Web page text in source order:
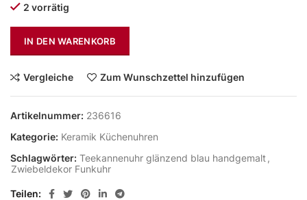
2 vorrätig
IN DEN WARENKORB
Vergleiche Zum Wunschzettel hinzufügen
Artikelnummer: 236616
Kategorie: Keramik Küchenuhren
Schlagwörter: Teekannenuhr glänzend blau handgemalt,
Zwiebeldekor Funkuhr
Teilen